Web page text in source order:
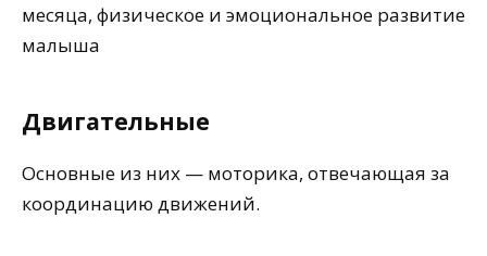
Двигательные
Основные из них — моторика, отвечающая за
координацию движений.